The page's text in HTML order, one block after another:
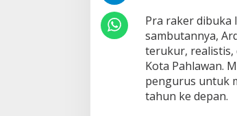
d
2
0
2
5
–
2
Pra raker dibuka
sambutannya,
terukur, realistis,
Kota Pahlawan.
pengurus untuk
tahun ke depan.